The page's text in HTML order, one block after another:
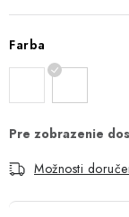
Farba
Možnosti